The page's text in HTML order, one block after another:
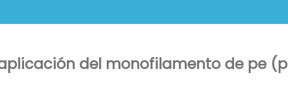
del monofilamento de pe